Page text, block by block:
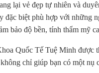
lại vẻ đẹp tự nhiên và
đặc biệt phù hợp với những
bảo độ bền, tính thẩm mỹ
Quốc Tế Tuệ Minh được
chỉ giúp bạn có một